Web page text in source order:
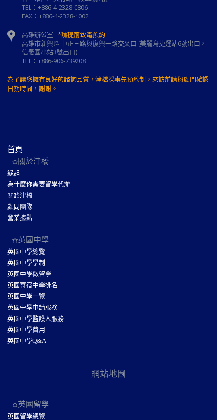
TEL：+886-4-2328-0806
FAX：+886-4-2328-1002
高雄辦公室 *請提前致電預約
高雄市新興區 中正三路與復興一路交叉口 (美麗島捷運站6號出口，
信義國小站3號出口)
TEL：+886-906-739208
為了讓您擁有良好的諮詢品質，津橋採事先預約制，來訪前請與顧問確認
日期時間，謝謝。
首頁
關於津橋
緣起
為什麼你需要留學代辦
關於津橋
顧問團隊
營業據點
英國中學
英國中學總覽
英國中學學制
英國中學微留學
英國寄宿中學排名
英國中學一覽
英國中學申請服務
英國中學監護人服務
英國中學費用
英國中學Q&A
網站地圖
英國留學
英國留學總覽